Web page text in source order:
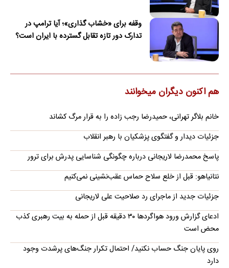
وقفه برای «خشاب گذاری»؛ آیا ترامپ در
تدارک دور تازه تقابل گسترده با ایران است؟
هم اکنون دیگران میخوانند
خانم بلاگر تهرانی، حمیدرضا رجب زاده را به قرار مرگ کشاند
جزئیات دیدار و گفتگوی پزشکیان با رهبر انقلاب
پاسخ محمدرضا لاریجانی درباره چگونگی شناسایی پدرش برای ترور
نتانیاهو: قبل از خلع سلاح حماس عقب‌نشینی نمی‌کنیم
جزئیات جدید از ماجرای رد صلاحیت علی لاریجانی
ادعای گزارش ورود هواگردها ٣٠ دقیقه قبل از حمله به بیت رهبری کذب
محض است
روی پایان جنگ حساب نکنید/ احتمال تکرار جنگ‌های پرشدت وجود
دارد